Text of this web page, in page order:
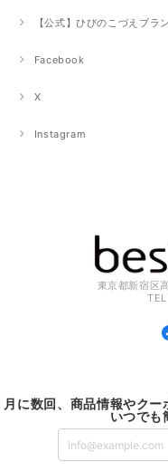
【公式】ひびのこづえブラ
Facebook
X
Instagram
東京都新宿区
月に数回、商品情報やクー
いつでも